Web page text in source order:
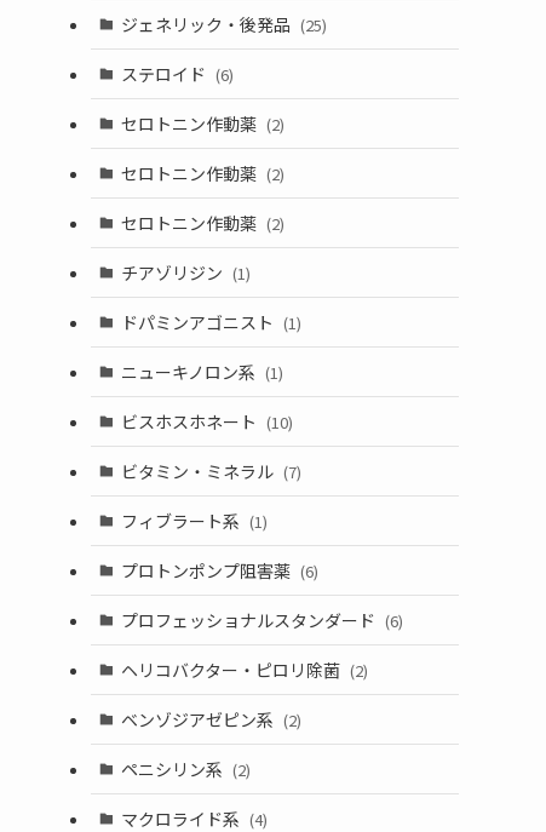
ジェネリック・後発品 (25)
ステロイド (6)
セロトニン作動薬 (2)
セロトニン作動薬 (2)
セロトニン作動薬 (2)
チアゾリジン (1)
ドパミンアゴニスト (1)
ニューキノロン系 (1)
ビスホスホネート (10)
ビタミン・ミネラル (7)
フィブラート系 (1)
プロトンポンプ阻害薬 (6)
プロフェッショナルスタンダード (6)
ヘリコバクター・ピロリ除菌 (2)
ベンゾジアゼピン系 (2)
ペニシリン系 (2)
マクロライド系 (4)